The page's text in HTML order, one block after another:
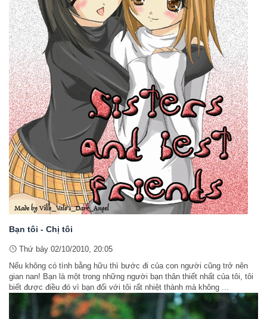
Bạn tôi - Chị tôi
Thứ bảy 02/10/2010, 20:05
Nếu không có tình bằng hữu thì bước đi của con người cũng trở nên
gian nan! Bạn là một trong những người bạn thân thiết nhất của tôi, tôi
biết được điều đó vì bạn đối với tôi rất nhiệt thành mà không ...